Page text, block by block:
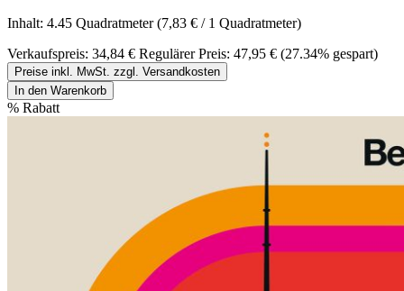
Inhalt: 4.45 Quadratmeter(7,83 € / 1 Quadratmeter)
Verkaufspreis: 34,84 € Regulärer Preis: 47,95 € (27.34% gespart)
Preise inkl. MwSt. zzgl. Versandkosten
In den Warenkorb
% Rabatt